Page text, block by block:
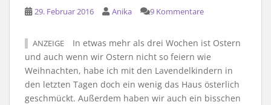
29. Februar 2016 Anika 9 Kommentare
ANZEIGE
In etwas mehr als drei Wochen ist Ostern
und auch wenn wir Ostern nicht so feiern wie
Weihnachten, habe ich mit den Lavendelkindern in
den letzten Tagen doch ein wenig das Haus österlich
geschmückt. Außerdem haben wir auch ein bisschen